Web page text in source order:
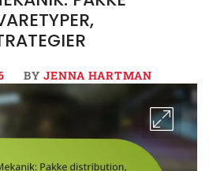
BY JENNA HARTMAN